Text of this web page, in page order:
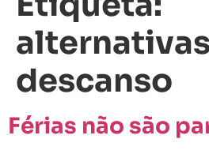
descanso
Férias não são